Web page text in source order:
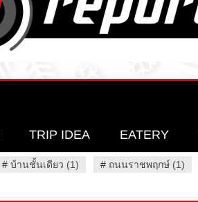
TRIP IDEA EATERY
# บ้านชั้นเดียว (1) # ถนนราชพฤกษ์ (1)